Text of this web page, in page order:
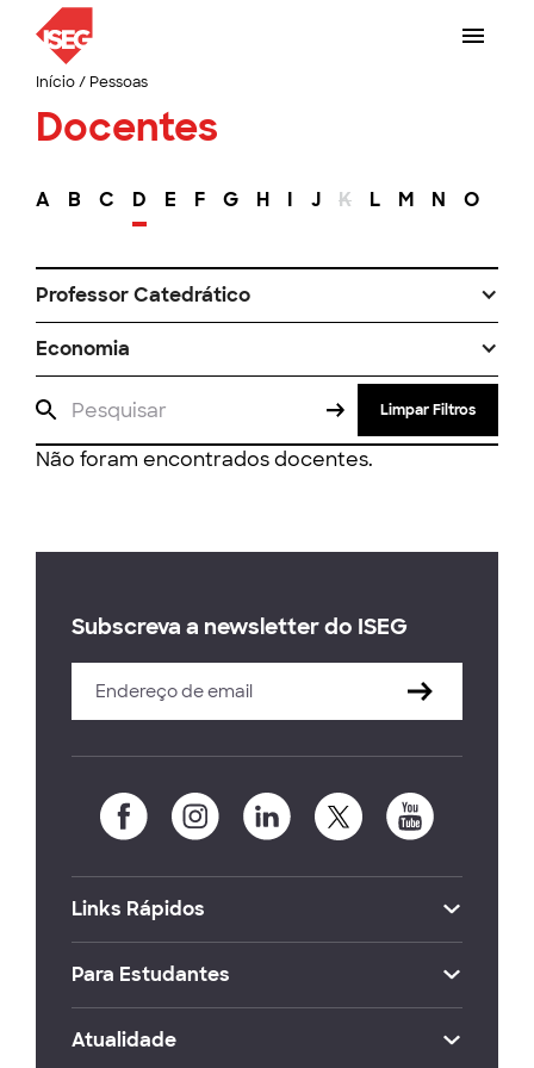
Início/ Pessoas
Docentes
A B C D E F G H I J K L M N O
Professor Catedrático
Economia
Limpar Filtros
Não foram encontrados docentes.
Subscreva a newsletter do ISEG
Links Rápidos
Para Estudantes
Atualidade